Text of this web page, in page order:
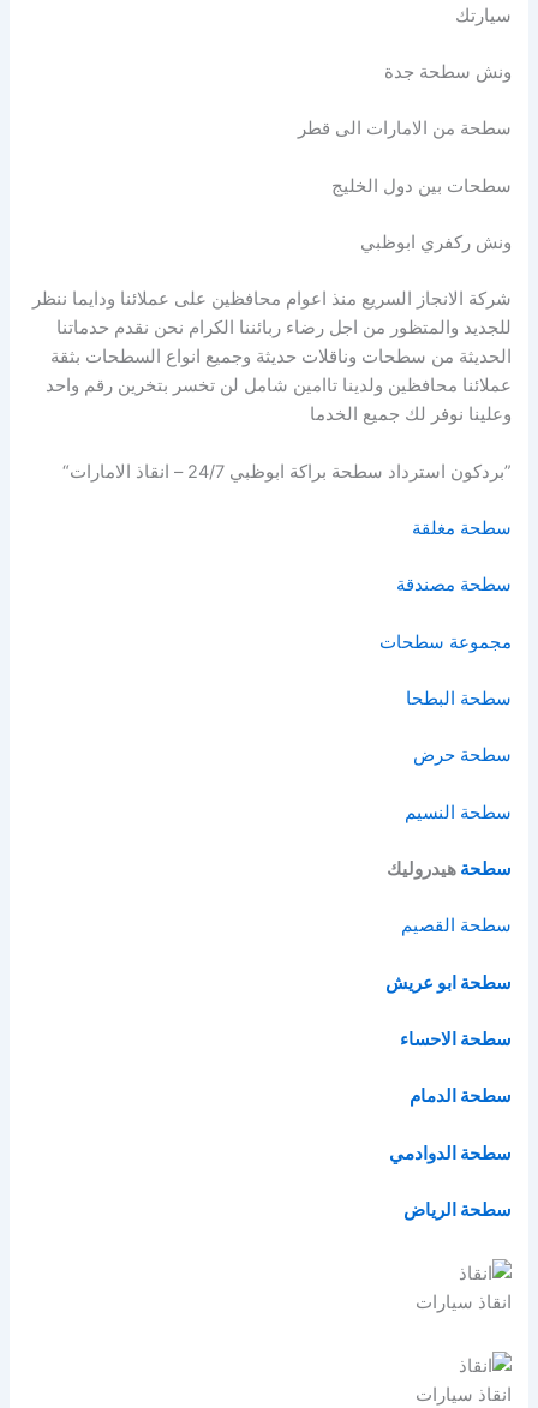
سيارتك
ونش سطحة جدة
سطحة من الامارات الى قطر
سطحات بين دول الخليج
ونش ركفري ابوظبي
شركة الانجاز السريع منذ اعوام محافظين على عملائنا ودايما ننظر
للجديد والمتظور من اجل رضاء ربائننا الكرام نحن نقدم حدماتنا
الحديثة من سطحات وناقلات حديثة وجميع انواع السطحات بثقة
عملائنا محافظين ولدينا تاامين شامل لن تخسر بتخرين رقم واحد
وعلينا نوفر لك جميع الخدما
”بردكون استرداد سطحة براكة ابوظبي 24/7 – انقاذ الامارات“
سطحة مغلقة
سطحة مصندقة
مجموعة سطحات
سطحة البطحا
سطحة حرض
سطحة النسيم
سطحة هيدروليك
سطحة القصيم
سطحة ابو عريش
سطحة الاحساء
سطحة الدمام
سطحة الدوادمي
سطحة الرياض
انقاذ سيارات
انقاذ سيارات